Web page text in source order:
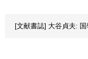
[文献書誌] 大谷貞夫: